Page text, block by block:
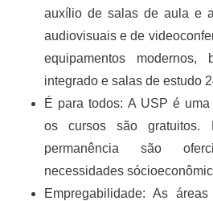
auxílio de salas de aula e
audiovisuais e de
equipamentos modernos,
integrado e salas de estudo
É para todos: A USP é
os cursos são gratuitos.
permanência são
necessidades
Empregabilidade: As